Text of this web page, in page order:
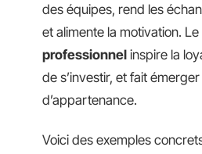
des équipes, rend les
et alimente la motivation. Le
professionnel inspire la
de s’investir, et fait
d’appartenance.
Voici des exemples